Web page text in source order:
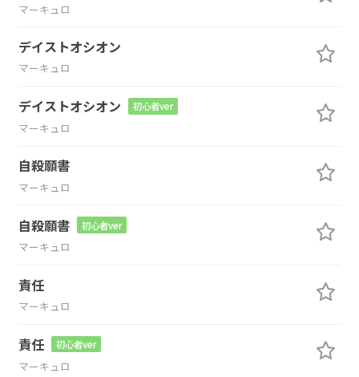
マーキュロ
デイストオシオン
マーキュロ
デイストオシオン 初心者ver
マーキュロ
自殺願書
マーキュロ
自殺願書 初心者ver
マーキュロ
責任
マーキュロ
責任 初心者ver
マーキュロ